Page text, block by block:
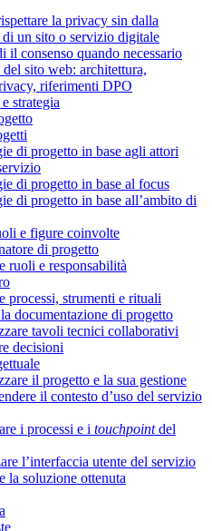
la privacy sin dalla
di un sito o servizio digitale
il consenso quando necessario
sito web: architettura,
riferimenti DPO
strategia
di progetto in base agli attori
di progetto in base al focus
di progetto in base all’ambito di
e figure coinvolte
di progetto
ruoli e responsabilità
processi, strumenti e rituali
documentazione di progetto
tavoli tecnici collaborativi
decisioni
il progetto e la sua gestione
il contesto d’uso del servizio
i processi e i touchpointdel
l’interfaccia utente del servizio
la soluzione ottenuta